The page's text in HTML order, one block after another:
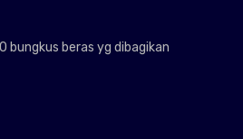
bungkus beras yg dibagikan